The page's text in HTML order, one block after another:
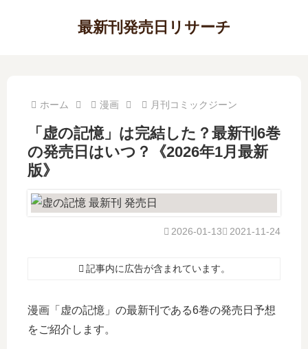
最新刊発売日リサーチ
ホーム 漫画 月刊コミックジーン
「虚の記憶」は完結した？最新刊6巻
の発売日はいつ？《2026年1月最新
版》
2021-11-24
2026-01-13
記事内に広告が含まれています。
漫画「虚の記憶」の最新刊である6巻の発売日予想
をご紹介します。